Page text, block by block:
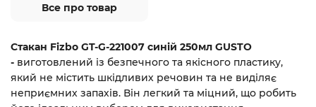
Все про товар
Стакан Fizbo GT-G-221007 синій 250мл GUSTO
- виготовлений із безпечного та якісного пластику,
який не містить шкідливих речовин та не виділяє
неприємних запахів. Він легкий та міцний, що робить